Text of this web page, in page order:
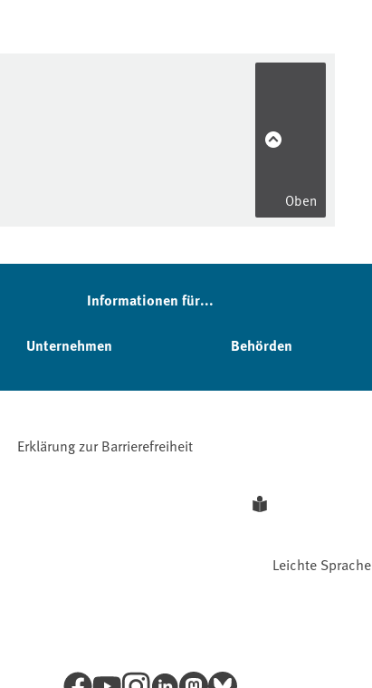
Oben
Informationen für...
Unternehmen Behörden
Erklärung zur Barrierefreiheit
Leichte Sprache